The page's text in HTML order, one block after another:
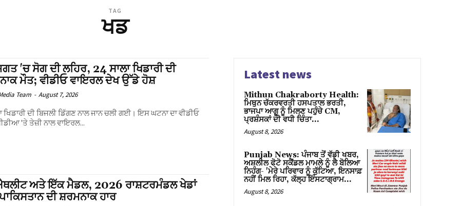
TAG
ਖਡ
'ਚ ਸੋਗ ਦੀ ਲਹਿਰ, 24 ਸਾਲਾ ਖਿਡਾਰੀ ਦੀ
ਮੌਤ; ਵੀਡੀਓ ਵਾਇਰਲ ਦੇਖ ਉੱਡੇ ਹੋਸ਼
Team - August 7, 2026
ਖਿਡਾਰੀ ਦੀ ਬਿਜਲੀ ਡਿੱਗਣ ਨਾਲ ਜਾਨ ਚਲੀ ਗਈ। ਇਸ ਘਟਨਾ ਦਾ ਵੀਡੀਓ
'ਤੇ ਤੇਜ਼ੀ ਨਾਲ ਵਾਇਰਲ...
ਅਤੇ ਇੱਕ ਮੈਡਲ, 2026 ਰਾਸ਼ਟਰਮੰਡਲ ਖੇਡਾਂ
ਦੀ ਸ਼ਰਮਨਾਕ ਹਾਰ
Latest news
Mithun Chakraborty Health:
ਮਿਥੁਨ ਚੱਕਰਵਰਤੀ ਹਸਪਤਾਲ ਭਰਤੀ,
ਭਾਜਪਾ ਆਗੂ ਨੂੰ ਮਿਲਣ ਪਹੁੰਚੇ CM,
ਪ੍ਰਸ਼ੰਸਕਾਂ ਦੀ ਵਧੀ ਚਿੰਤਾ…
August 8, 2026
Punjab News: ਪੰਜਾਬ ਤੋਂ ਵੱਡੀ ਖਬਰ,
ਅਸ਼ਲੀਲ ਫੋਟੋ ਸਕੈਂਡਲ ਮਾਮਲੇ ਨੂੰ ਲੈ ਬੋਲਿਆ
ਨਿਹੰਗ- 'ਮੇਰੇ ਪਰਿਵਾਰ ਨੂੰ ਕੁੱਟਿਆ, ਇਨਸਾਫ਼
ਨਹੀਂ ਮਿਲ ਰਿਹਾ, ਕੱਲ੍ਹ ਇੰਸਟਾਗ੍ਰਾਮ...
August 8, 2026